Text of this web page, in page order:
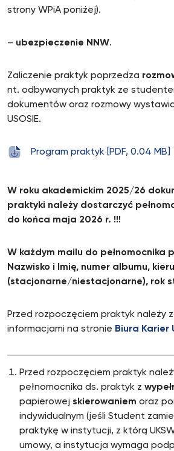
strony WPiA poniżej).
– ubezpieczenie NNW.
Zaliczenie praktyk poprzedza
nt. odbywanych praktyk ze
dokumentów oraz rozmowy
USOSIE.
Program praktyk [PDF, 0.04 MB]
W roku akademickim 2025/26
praktyki należy dostarczyć
do końca maja 2026 r. !!!
W każdym mailu do pełnomocnika
Nazwisko i Imię, numer albumu,
(stacjonarne/niestacjonarne), rok
Przed rozpoczęciem praktyk należy
informacjami na stronie Biura Karier
Przed rozpoczęciem praktyk
pełnomocnika ds. praktyk z
papierowej skierowaniem oraz
indywidualnym (jeśli Student
praktykę w instytucji, z którą
umowy, a instytucja wymaga